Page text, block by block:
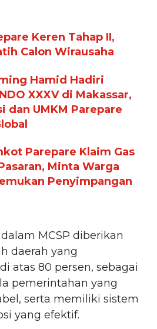
Keren Tahap II,
Calon Wirausaha
Hamid Hadiri
XXXV di Makassar,
dan UMKM Parepare
Parepare Klaim Gas
Minta Warga
Penyimpangan
MCSP diberikan
daerah yang
atas 80 persen, sebagai
pemerintahan yang
serta memiliki sistem
yang efektif.